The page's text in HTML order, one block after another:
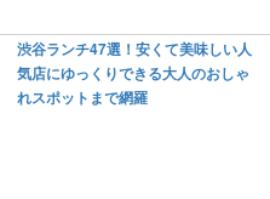
渋谷ランチ47選！安くて美味しい人
気店にゆっくりできる大人のおしゃ
れスポットまで網羅